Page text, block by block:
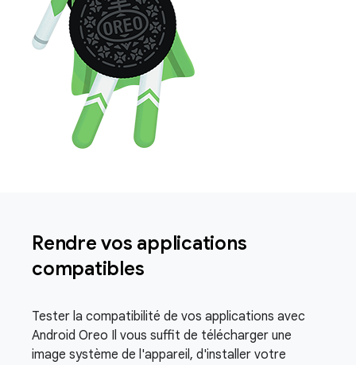
Rendre vos applications
compatibles
Tester la compatibilité de vos applications avec
Android Oreo Il vous suffit de télécharger une
image système de l'appareil, d'installer votre